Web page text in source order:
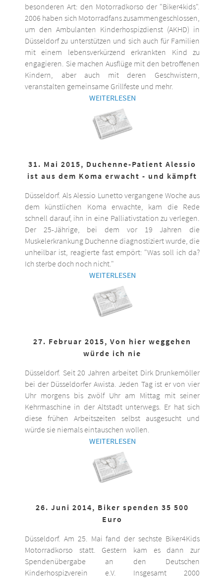
besonderen Art: den Motorradkorso der "Biker4kids".
2006 haben sich Motorradfans zusammengeschlossen,
um den Ambulanten Kinderhospizdienst (AKHD) in
Düsseldorf zu unterstützen und sich auch für Familien
mit einem lebensverkürzend erkrankten Kind zu
engagieren. Sie machen Ausflüge mit den betroffenen
Kindern, aber auch mit deren Geschwistern,
veranstalten gemeinsame Grillfeste und mehr.
WEITERLESEN
31. Mai 2015, Duchenne-Patient Alessio
ist aus dem Koma erwacht - und kämpft
Düsseldorf. Als Alessio Lunetto vergangene Woche aus
dem künstlichen Koma erwachte, kam die Rede
schnell darauf, ihn in eine Palliativstation zu verlegen.
Der 25-Jährige, bei dem vor 19 Jahren die
Muskelerkrankung Duchenne diagnostiziert wurde, die
unheilbar ist, reagierte fast empört: "Was soll ich da?
Ich sterbe doch noch nicht."
WEITERLESEN
27. Februar 2015, Von hier weggehen
würde ich nie
Düsseldorf. Seit 20 Jahren arbeitet Dirk Drunkemöller
bei der Düsseldorfer Awista. Jeden Tag ist er von vier
Uhr morgens bis zwölf Uhr am Mittag mit seiner
Kehrmaschine in der Altstadt unterwegs. Er hat sich
diese frühen Arbeitszeiten selbst ausgesucht und
würde sie niemals eintauschen wollen.
WEITERLESEN
26. Juni 2014, Biker spenden 35 500
Euro
Düsseldorf. Am 25. Mai fand der sechste Biker4Kids
Motorradkorso statt. Gestern kam es dann zur
Spendenübergabe an den Deutschen
Kinderhospizverein e.V. Insgesamt 2000